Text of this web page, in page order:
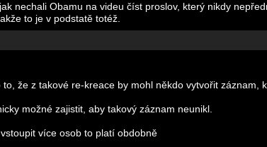
nechali Obamu na videu číst proslov, který nikdy
to je v podstatě totéž.
že z takové re-kreace by mohl někdo vytvořit záznam,
možné zajistit, aby takový záznam neunikl.
více osob to platí obdobně